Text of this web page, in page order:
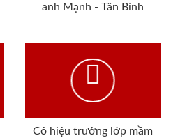
anh Mạnh - Tân Bình
Cô hiệu trưởng lớp mầm